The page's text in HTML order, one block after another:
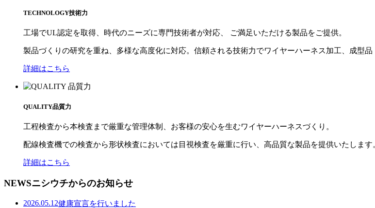
TECHNOLOGY技術⼒
工場でUL認定を取得、時代のニーズに専⾨技術者が対応、 ご満⾜いただける製品をご提供。
製品づくりの研究を重ね、多様な高度化に対応。信頼される技術⼒でワイヤーハーネス加⼯、成型
詳細はこちら
QUALITY品質力
⼯程検査から本検査まで厳重な管理体制、お客様の安心を生むワイヤーハーネスづくり。
配線検査機での検査から形状検査においては⽬視検査を厳重に⾏い、高品質な製品を提供いたします
詳細はこちら
NEWSニシウチからのお知らせ
2026.05.12健康宣言を行いました